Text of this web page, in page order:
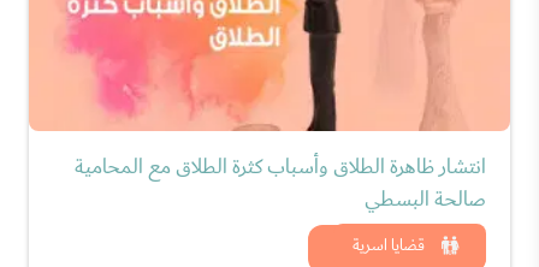
قضايا اسرية
انتشار ظاهرة الطلاق وأسباب كثرة الطلاق مع المحامية
صالحة البسطي
شاهد الان